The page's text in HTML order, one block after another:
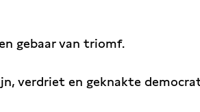
gebaar van triomf.
verdriet en geknakte